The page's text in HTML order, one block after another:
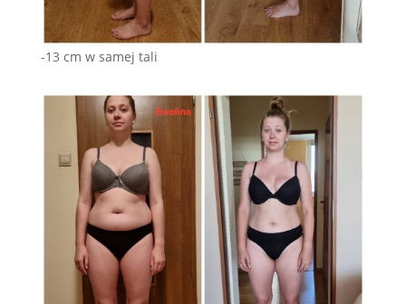
-13 cm w samej tali